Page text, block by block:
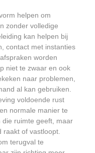
helpen om
zonder volledige
kan helpen bij
contact met instanties
worden
niet te zwaar en ook
naar problemen,
al kan gebruiken.
voldoende rust
normale manier te
ruimte geeft, maar
raakt of vastloopt.
terugval te